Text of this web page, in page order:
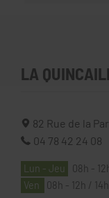
LA
82 Rue de la
04 78 42 24 08
Lun - Jeu
Ven
08h - 12h /